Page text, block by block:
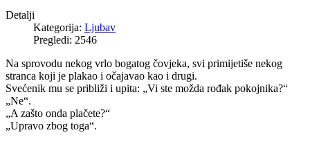
Detalji
Kategorija: Ljubav
Pregledi: 2546
Na sprovodu nekog vrlo bogatog čovjeka, svi primijetiše nekog
stranca koji je plakao i očajavao kao i drugi.
Svećenik mu se približi i upita: „Vi ste možda rođak pokojnika?“
„Ne“.
„A zašto onda plačete?“
„Upravo zbog toga“.